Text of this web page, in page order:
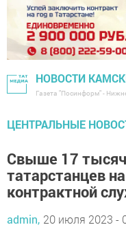
НОВОСТИ
Газета "Посинформ" -
ЦЕНТРАЛЬНЫЕ
Свыше 17 тысяч
татарстанцев
контрактной
admin, 20 июля 2023 -